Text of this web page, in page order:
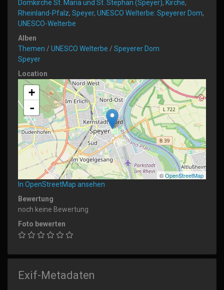
Domkirche St. Maria und St. Stephan (Speyer), Kirche,
Rheinland-Pfalz, Speyer, UNESCO Welterbe: Speyerer Dom,
UNESCO-Welterbe
Alben
Themen / UNESCO Welterbe / Speyerer Dom
Speyer
Location
+
-
©OpenStreetMap
In OpenStreetMap ansehen
Bewertung
noch keine Bewertung
Foto bewerten
Exif-Metadaten